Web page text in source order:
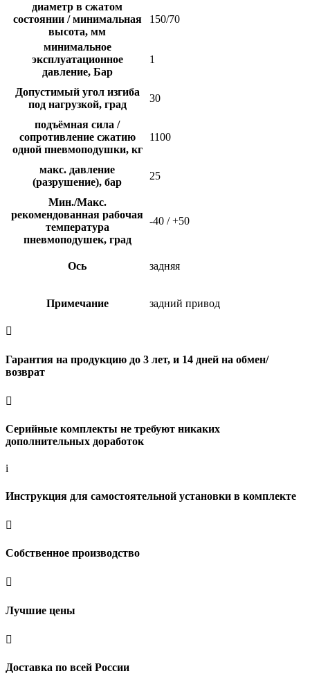
диаметр в сжатом
состоянии / минимальная
высота, мм
150/70
минимальное
эксплуатационное
давление, Бар
1
Допустимый угол изгиба
под нагрузкой, град
30
подъёмная сила /
сопротивление сжатию
одной пневмоподушки, кг
1100
макс. давление
(разрушение), бар
25
Мин./Макс.
рекомендованная рабочая
температура
пневмоподушек, град
-40 / +50
Ось задняя
Примечание задний привод

Гарантия на продукцию до 3 лет, и 14 дней на обмен/
возврат

Серийные комплекты не требуют никаких
дополнительных доработок
i
Инструкция для самостоятельной установки в комплекте

Собственное производство

Лучшие цены

Доставка по всей России